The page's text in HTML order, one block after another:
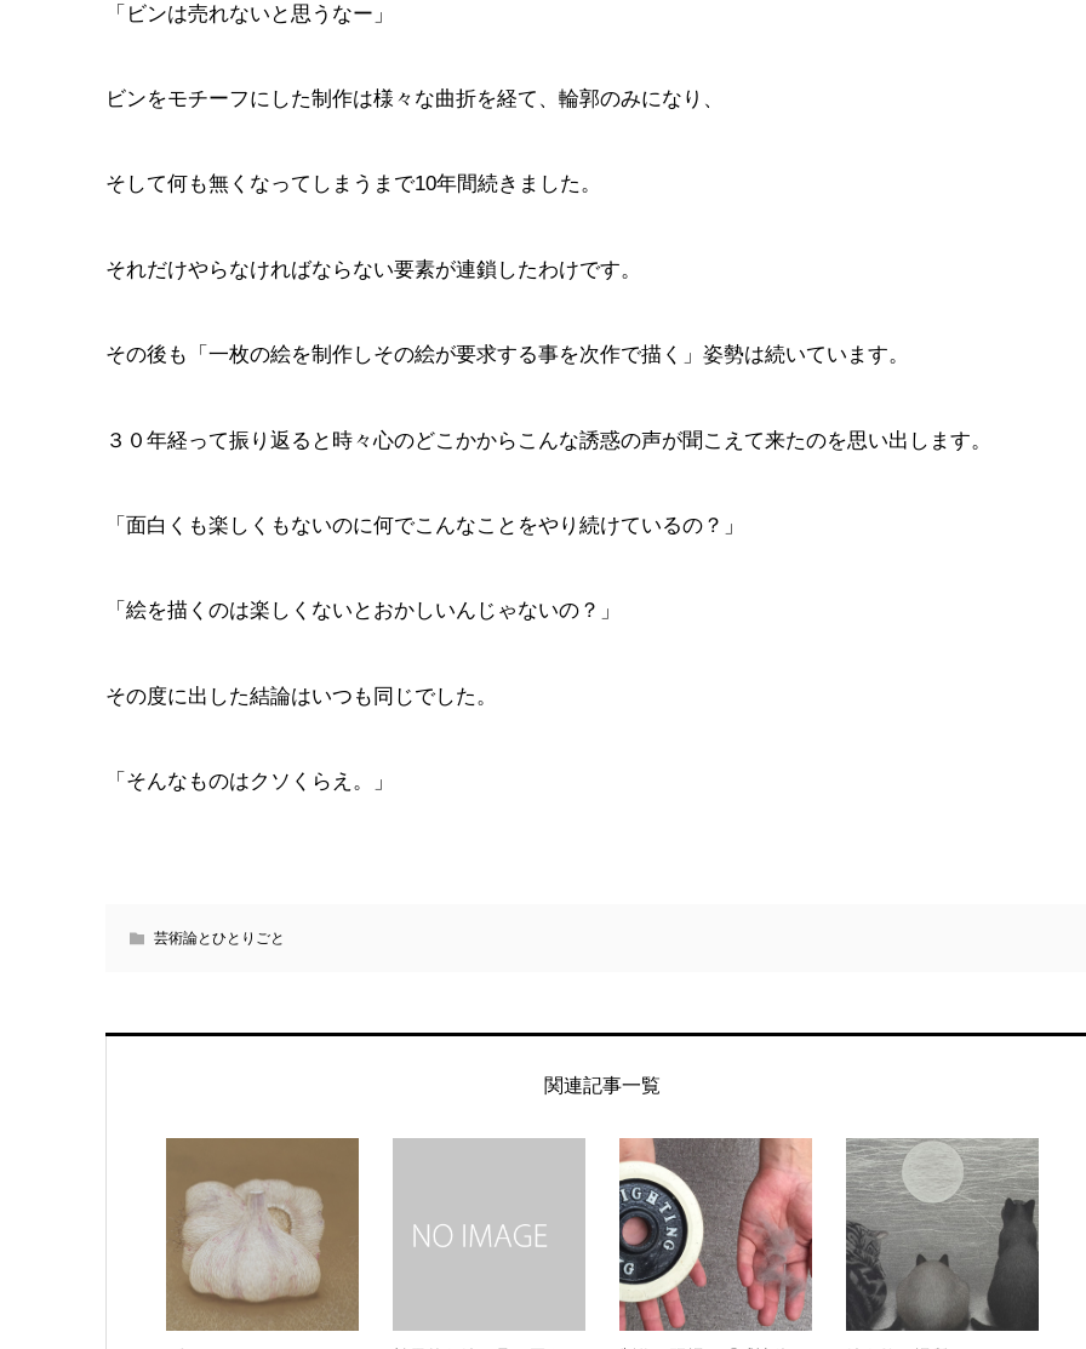
「ビンは売れないと思うなー」
ビンをモチーフにした制作は様々な曲折を経て、輪郭のみになり、
そして何も無くなってしまうまで10年間続きました。
それだけやらなければならない要素が連鎖したわけです。
その後も「一枚の絵を制作しその絵が要求する事を次作で描く」姿勢は続いています。
３０年経って振り返ると時々心のどこかからこんな誘惑の声が聞こえて来たのを思い出します。
「面白くも楽しくもないのに何でこんなことをやり続けているの？」
「絵を描くのは楽しくないとおかしいんじゃないの？」
その度に出した結論はいつも同じでした。
「そんなものはクソくらえ。」
芸術論とひとりごと
関連記事一覧